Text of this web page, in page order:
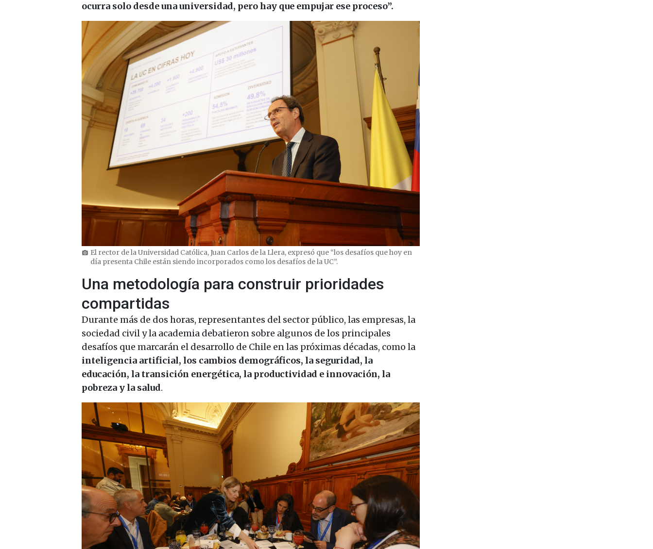
ocurra solo desde una universidad, pero hay que empujar ese proceso”.
photo_camera El rector de la Universidad Católica, Juan Carlos de la Llera, expresó que “los desafíos que hoy en
día presenta Chile están siendo incorporados como los desafíos de la UC”.
Una metodología para construir prioridades
compartidas
Durante más de dos horas, representantes del sector público, las empresas, la
sociedad civil y la academia debatieron sobre algunos de los principales
desafíos que marcarán el desarrollo de Chile en las próximas décadas, como la
inteligencia artificial, los cambios demográficos, la seguridad, la
educación, la transición energética, la productividad e innovación, la
pobreza y la salud.